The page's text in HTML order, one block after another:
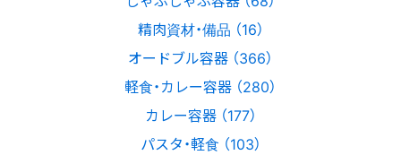
精肉資材・備品 （16）
オードブル容器 （366）
軽食・カレー容器 （280）
カレー容器 （177）
パスタ・軽食 （103）